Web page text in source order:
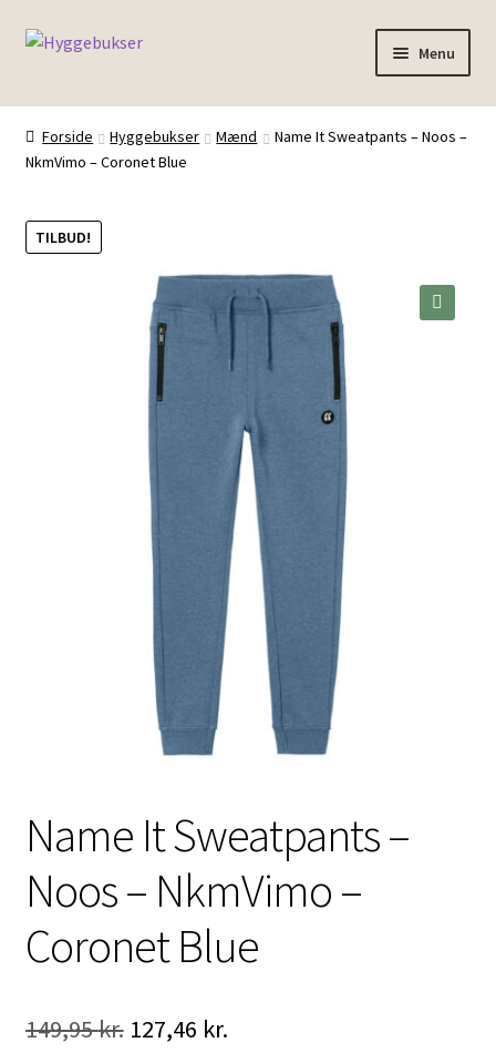
Spring
Spring
Menu
Forside
Inspiration
Forside Hyggebukser Mænd
Name It Sweatpants – Noos –
NkmVimo – Coronet Blue
TILBUD!
Name It Sweatpants –
Noos – NkmVimo –
Coronet Blue
149,95kr. Den
127,46 kr.Den